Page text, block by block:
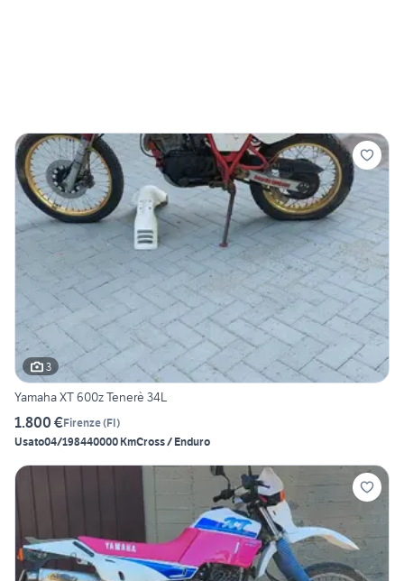
3
Yamaha XT 600z Tenerè 34L
1.800 €Firenze(FI)
Usato04/198440000 KmCross / Enduro